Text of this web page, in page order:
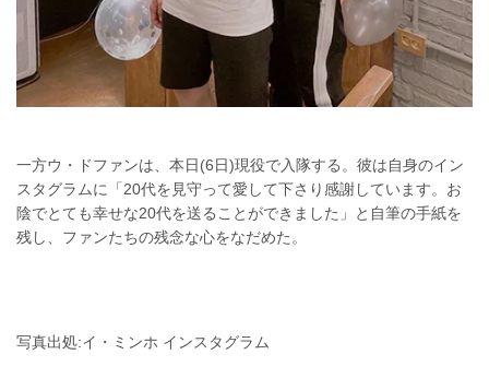
一方ウ・ドファンは、本日(6日)現役で入隊する。彼は自身のイン
スタグラムに「20代を見守って愛して下さり感謝しています。お
陰でとても幸せな20代を送ることができました」と自筆の手紙を
残し、ファンたちの残念な心をなだめた。
写真出処:イ・ミンホ インスタグラム